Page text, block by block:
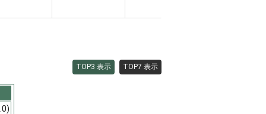
TOP3 表示 TOP7 表示